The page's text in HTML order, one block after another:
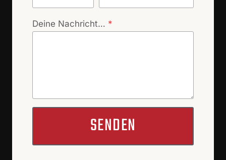
Deine Nachricht… *
SENDEN